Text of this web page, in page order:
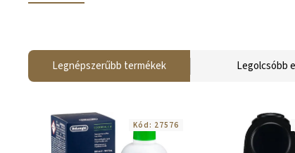
Legnépszerűbb termékek Legolcsóbb
Kód: 27576